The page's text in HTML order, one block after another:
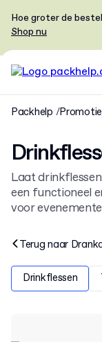
Hoe groter de
Shop nu
Packhelp
Laat
een functioneel
voor
Terug naar
Drinkflessen